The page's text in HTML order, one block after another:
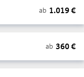
ab 1.019€
ab 360€